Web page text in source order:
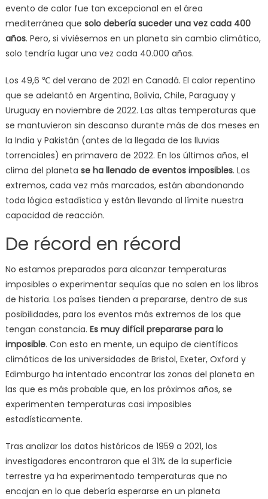
evento de calor fue tan excepcional en el área
mediterránea que solo debería suceder una vez cada 400
años. Pero, si viviésemos en un planeta sin cambio climático,
solo tendría lugar una vez cada 40.000 años.
Los 49,6 ℃ del verano de 2021 en Canadá. El calor repentino
que se adelantó en Argentina, Bolivia, Chile, Paraguay y
Uruguay en noviembre de 2022. Las altas temperaturas que
se mantuvieron sin descanso durante más de dos meses en
la India y Pakistán (antes de la llegada de las lluvias
torrenciales) en primavera de 2022. En los últimos años, el
clima del planeta se ha llenado de eventos imposibles. Los
extremos, cada vez más marcados, están abandonando
toda lógica estadística y están llevando al límite nuestra
capacidad de reacción.
De récord en récord
No estamos preparados para alcanzar temperaturas
imposibles o experimentar sequías que no salen en los libros
de historia. Los países tienden a prepararse, dentro de sus
posibilidades, para los eventos más extremos de los que
tengan constancia. Es muy difícil prepararse para lo
imposible. Con esto en mente, un equipo de científicos
climáticos de las universidades de Bristol, Exeter, Oxford y
Edimburgo ha intentado encontrar las zonas del planeta en
las que es más probable que, en los próximos años, se
experimenten temperaturas casi imposibles
estadísticamente.
Tras analizar los datos históricos de 1959 a 2021, los
investigadores encontraron que el 31% de la superficie
terrestre ya ha experimentado temperaturas que no
encajan en lo que debería esperarse en un planeta